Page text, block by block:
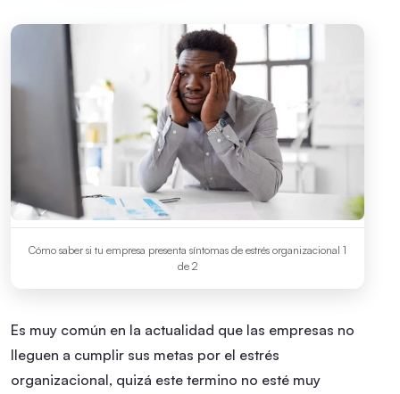
Cómo saber si tu empresa presenta síntomas de estrés organizacional 1
de 2
Es muy común en la actualidad que las empresas no
lleguen a cumplir sus metas por el estrés
organizacional, quizá este termino no esté muy